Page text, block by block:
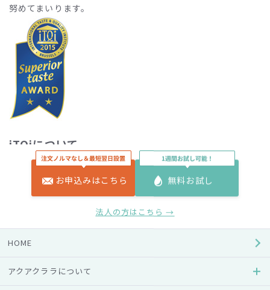
努めてまいります。
iTQiについて
International Taste & Quality Institute (iTQi、国際味覚
審査機構) は、 世界中の味覚的に優れた食品および飲料品の
審査、表彰、プロモーションを行う世界有数の独立機関で
す。審査員はヨーロッパで最も権威ある13の調理師協会およ
び国際ソムリエ協会（ASI）に属する一流シェフやソムリエで
アクアクララのご紹介
お申込みはこちら 無料お試し
法人の方はこちら →
HOME
アクアクララについて